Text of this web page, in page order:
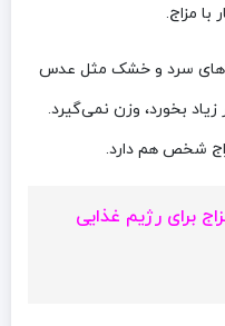
مزاج.
سرد و خشک مثل عدس
بخورد، وزن نمی‌گیرد.
شخص هم دارد.
برای رژیم غذایی